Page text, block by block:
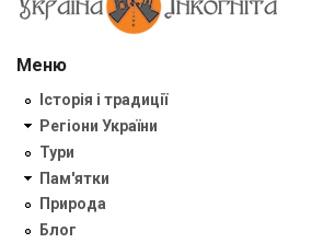
Меню
Історія і традиції
Регіони України
Тури
Пам'ятки
Природа
Блог